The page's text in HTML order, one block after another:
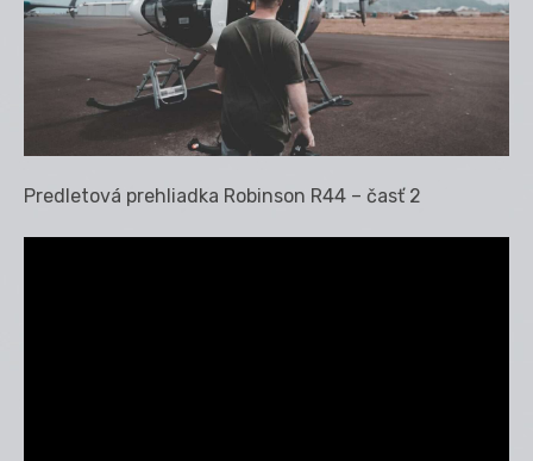
Predletová prehliadka Robinson R44 – časť 2